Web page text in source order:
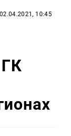
02.04.2021, 10:45